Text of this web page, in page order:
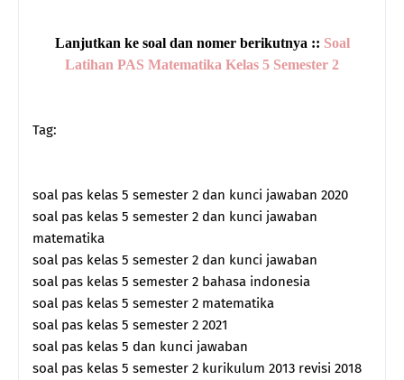
Lanjutkan ke soal dan nomer berikutnya :: Soal
Latihan PAS Matematika Kelas 5 Semester 2
Tag:
soal pas kelas 5 semester 2 dan kunci jawaban 2020
soal pas kelas 5 semester 2 dan kunci jawaban
matematika
soal pas kelas 5 semester 2 dan kunci jawaban
soal pas kelas 5 semester 2 bahasa indonesia
soal pas kelas 5 semester 2 matematika
soal pas kelas 5 semester 2 2021
soal pas kelas 5 dan kunci jawaban
soal pas kelas 5 semester 2 kurikulum 2013 revisi 2018